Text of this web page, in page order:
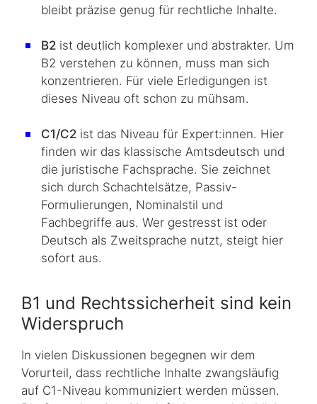
bleibt präzise genug für rechtliche Inhalte.
B2 ist deutlich komplexer und abstrakter. Um
B2 verstehen zu können, muss man sich
konzentrieren. Für viele Erledigungen ist
dieses Niveau oft schon zu mühsam.
C1/C2 ist das Niveau für Expert:innen. Hier
finden wir das klassische Amtsdeutsch und
die juristische Fachsprache. Sie zeichnet
sich durch Schachtelsätze, Passiv-
Formulierungen, Nominalstil und
Fachbegriffe aus. Wer gestresst ist oder
Deutsch als Zweitsprache nutzt, steigt hier
sofort aus.
B1 und Rechtssicherheit sind kein
Widerspruch
In vielen Diskussionen begegnen wir dem
Vorurteil, dass rechtliche Inhalte zwangsläufig
auf C1-Niveau kommuniziert werden müssen.